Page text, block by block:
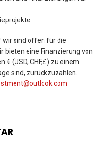
sind offen für die
bieten eine Finanzierung von
€ (USD, CHF,£) zu einem
sind, zurückzuzahlen.